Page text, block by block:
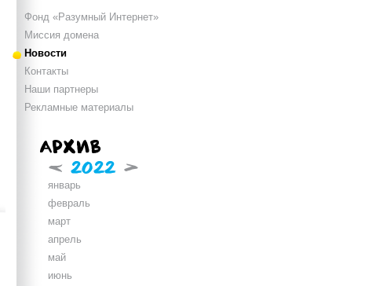
Фонд «Разумный Интернет»
Миссия домена
Новости
Контакты
Наши партнеры
Рекламные материалы
Архив
< 2022 >
январь
февраль
март
апрель
май
июнь